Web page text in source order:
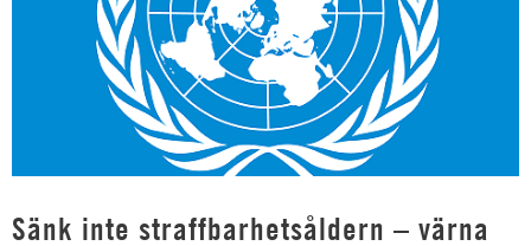
Sänk inte straffbarhetsåldern – värna